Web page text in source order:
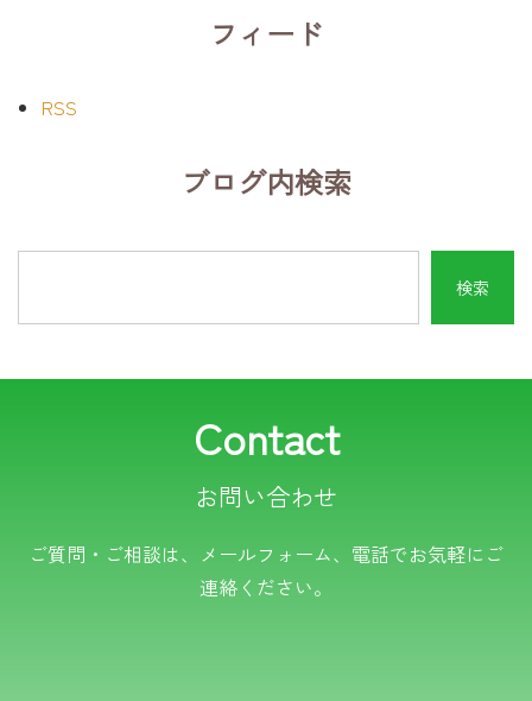
フィード
RSS
ブログ内検索
Contact
お問い合わせ
ご質問・ご相談は、メールフォーム、電話でお気軽にご
連絡ください。
電話でのお問い合わせ